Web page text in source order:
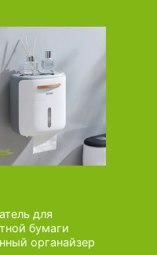
для
бумаги
органайзер